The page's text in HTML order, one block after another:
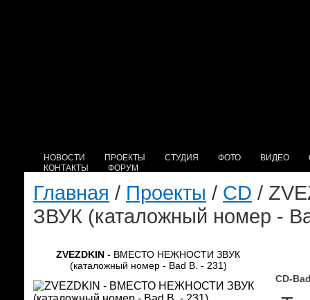
НОВОСТИ ПРОЕКТЫ СТУДИЯ ФОТО ВИДЕО
КОНТАКТЫ
ФОРУМ
Главная / Проекты / CD /
ЗВУК (каталожный номер -
ZVEZDKIN - ВМЕСТО НЕЖНОСТИ ЗВУК
(каталожный номер - Bad B. - 231)
CD-